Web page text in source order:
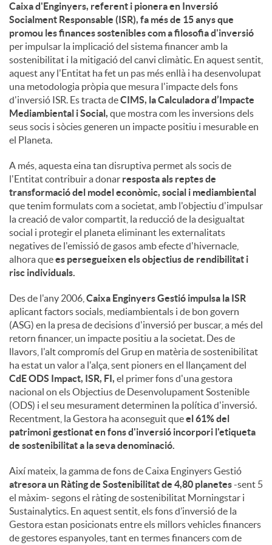
Caixa d'Enginyers, referent i pionera en Inversió
Socialment Responsable (ISR), fa més de 15 anys que
promou les finances sostenibles com a filosofia d'inversió
per impulsar la implicació del sistema financer amb la
sostenibilitat i la mitigació del canvi climàtic. En aquest sentit,
aquest any l'Entitat ha fet un pas més enllà i ha desenvolupat
una metodologia pròpia que mesura l'impacte dels fons
d'inversió ISR. Es tracta deCIMS, la Calculadora d’Impacte
Mediambiental i Social, que mostra com les inversions dels
seus socis i sòcies generen un impacte positiu i mesurable en
el Planeta.
A més, aquesta eina tan disruptiva permet als socis de
l'Entitat contribuir a donar resposta als reptes de
transformació del model econòmic, social i mediambiental
que tenim formulats com a societat, amb l'objectiu d'impulsar
la creació de valor compartit, la reducció de la desigualtat
social i protegir el planeta eliminant les externalitats
negatives de l'emissió de gasos amb efecte d'hivernacle,
alhora quees persegueixen els objectius de rendibilitat i
risc individuals.
Des de l'any 2006, Caixa Enginyers Gestió impulsa la ISR
aplicant factors socials, mediambientals i de bon govern
(ASG) en la presa de decisions d'inversió per buscar, a més del
retorn financer, un impacte positiu a la societat. Des de
llavors, l'alt compromís del Grup en matèria de sostenibilitat
ha estat un valor a l'alça, sent pioners en el llançament del
CdE ODS Impact, ISR, FI, el primer fons d'una gestora
nacional on els Objectius de Desenvolupament Sostenible
(ODS) i el seu mesurament determinen la política d'inversió.
Recentment, la Gestora ha aconseguit queel 61% del
patrimoni gestionat en fons d'inversió incorpori l'etiqueta
de sostenibilitat a la seva denominació.
Així mateix, la gamma de fons de Caixa Enginyers Gestió
atresora un Ràting de Sostenibilitat de 4,80 planetes-sent 5
el màxim- segons el ràting de sostenibilitat Morningstar i
Sustainalytics. En aquest sentit, els fons d’inversió de la
Gestora estan posicionats entre els millors vehicles financers
de gestores espanyoles, tant en termes financers com de